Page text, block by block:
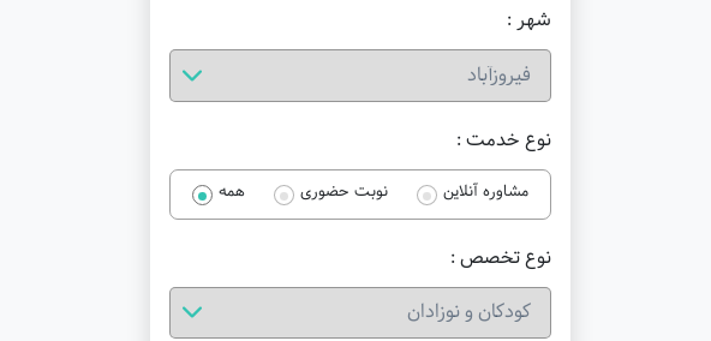
شهر :
نوع خدمت :
مشاوره آنلاین نوبت حضوری همه
نوع تخصص :